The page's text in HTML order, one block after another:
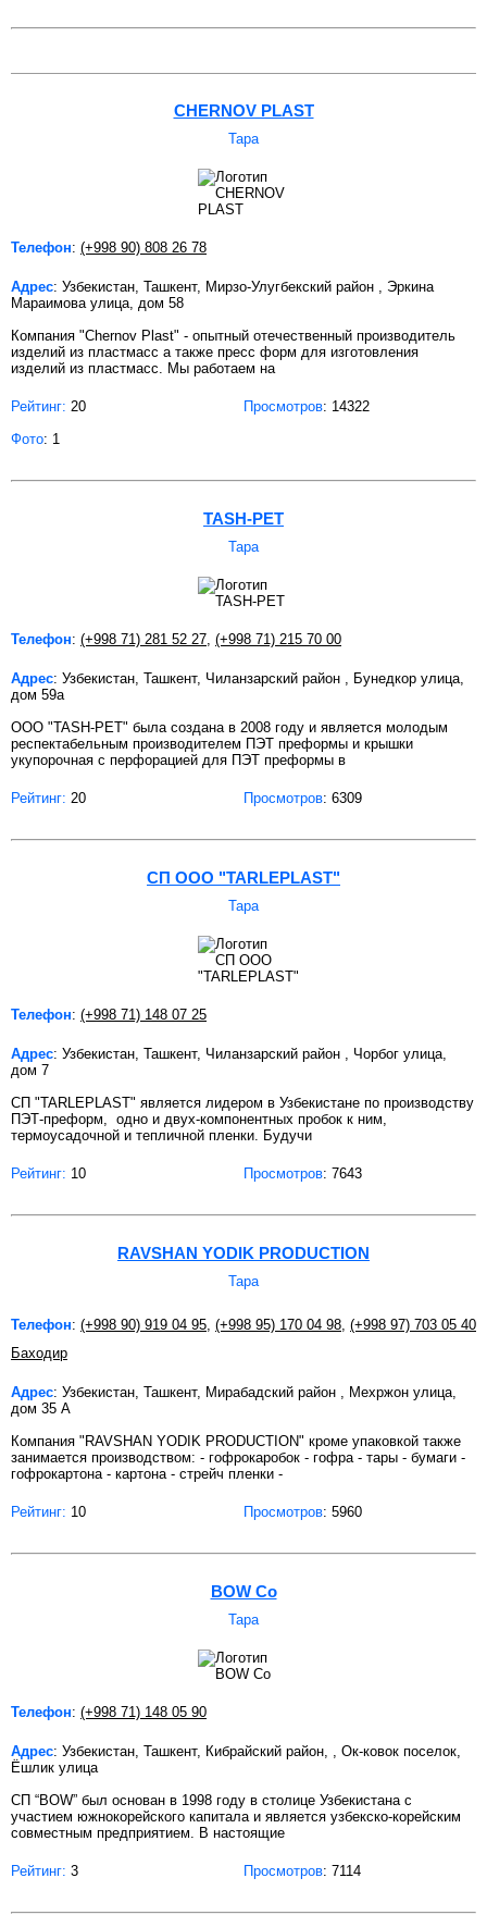
CHERNOV PLAST
Тара
Телефон: (+998 90) 808 26 78
Адрес: Узбекистан, Ташкент, Мирзо-Улугбекский район , Эркина
Мараимова улица, дом 58
Компания "Chernov Plast" - опытный отечественный производитель
изделий из пластмасс а также пресс форм для изготовления
изделий из пластмасс. Мы работаем на
Рейтинг: 20 Просмотров: 14322
Фото: 1
TASH-PET
Тара
Телефон: (+998 71) 281 52 27 (+998 71) 215 70 00
Адрес: Узбекистан, Ташкент, Чиланзарский район , Бунедкор улица,
дом 59a
ООО "TASH-PET" была создана в 2008 году и является молодым
респектабельным производителем ПЭТ преформы и крышки
укупорочная с перфорацией для ПЭТ преформы в
Рейтинг: 20 Просмотров: 6309
СП ООО "TARLEPLAST"
Тара
Телефон: (+998 71) 148 07 25
Адрес: Узбекистан, Ташкент, Чиланзарский район , Чорбог улица,
дом 7
СП "TARLEPLAST" является лидером в Узбекистане по производству
ПЭТ-преформ, одно и двух-компонентных пробок к ним,
термоусадочной и тепличной пленки. Будучи
Рейтинг: 10 Просмотров: 7643
RAVSHAN YODIK PRODUCTION
Тара
Телефон: (+998 90) 919 04 95 (+998 95) 170 04 98 (+998 97) 703 05 40
Баходир
Адрес: Узбекистан, Ташкент, Мирабадский район , Мехржон улица,
дом 35 А
Компания "RAVSHAN YODIK PRODUCTION" кроме упаковкой также
занимается производством: - гофрокаробок - гофра - тары - бумаги -
гофрокартона - картона - стрейч пленки -
Рейтинг: 10 Просмотров: 5960
BOW Co
Тара
Телефон: (+998 71) 148 05 90
Адрес: Узбекистан, Ташкент, Кибрайский район, , Ок-ковок поселок,
Ёшлик улица
СП “BOW” был основан в 1998 году в столице Узбекистана с
участием южнокорейского капитала и является узбекско-корейским
совместным предприятием. В настоящие
Рейтинг: 3 Просмотров: 7114